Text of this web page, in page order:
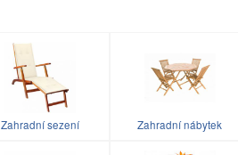
Zahradní sezení Zahradní nábytek